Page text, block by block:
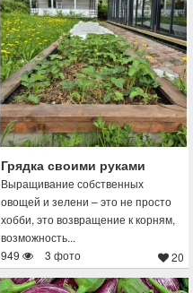
Грядка своими руками
Выращивание собственных
овощей и зелени – это не просто
хобби, это возвращение к корням,
возможность...
949
3 фото 20